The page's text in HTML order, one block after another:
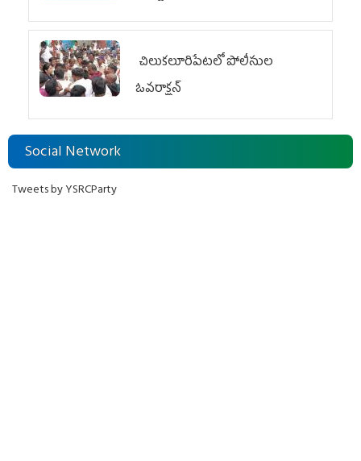
చిలుక‌లూరిపేట‌లో పోలీసుల
ఓవ‌రాక్ష‌న్‌
Social Network
Tweets by YSRCParty